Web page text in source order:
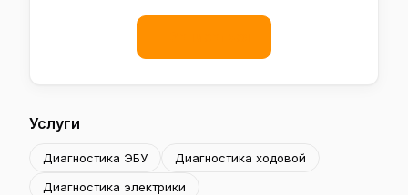
Услуги
Диагностика ЭБУ
Диагностика ходовой
Диагностика электрики